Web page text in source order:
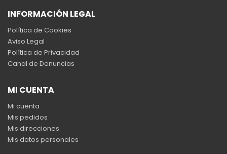
INFORMACIÓN LEGAL
Política de Cookies
Aviso Legal
Política de Privacidad
Canal de Denuncias
MI CUENTA
Mi cuenta
Mis pedidos
Mis direcciones
Mis datos personales